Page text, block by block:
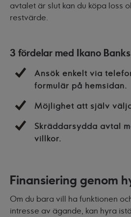
avtalet är slut kan du köpa loss
restvärde.
3 fördelar med Ikano
Ansök enkelt via
formulär på hemsidan.
Möjlighet att själv
Skräddarsydda avtal
villkor.
Finansiering genom
Om du bara vill ha funktionen
intresse av ägande, kan hyra